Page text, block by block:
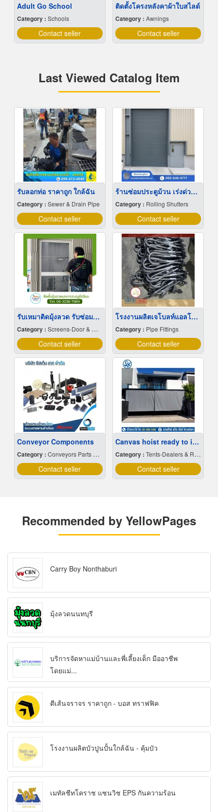
Adult Go School
Category : Schools
Contact seller
ติดตั้งโครงหลังคาผ้าใบสไลด์
Category : Awnings
Contact seller
Last Viewed Catalog Item
รับลอกท่อ ราคาถูก ใกล้ฉัน
Category : Sewer & Drain Pipe
Contact seller
ร้านซ่อมประตูม้วน เร่งด่วน 24 ชม. ตรวจหน้างานฟรี
Category : Rolling Shutters
Contact seller
รับเหมาติดมุ้งลวด รับซ่อมมุ้งด่วน นนทบุรี
Category : Screens-Door & Window
Contact seller
โรงงานผลิตเจโบลท์แอลโบลท์
Category : Pipe Fittings
Contact seller
Conveyor Components
Category : Conveyors Parts & Supplies
Contact seller
Canvas hoist ready to install
Category : Tents-Dealers & Renting
Contact seller
Recommended by YellowPages
Carry Boy Nonthaburi
มุ้งลวดนนทบุรี
บริการจัดหาแม่บ้านและพี่เลี้ยงเด็ก มืออาชีพ
โดยแม่...
ตีเส้นจราจร ราคาถูก - บอส ทราฟฟิค
โรงงานผลิตบัวปูนปั้นใกล้ฉัน - คุ้มบัว
เมทัลชีทโคราช แซนวิช EPS กันความร้อน